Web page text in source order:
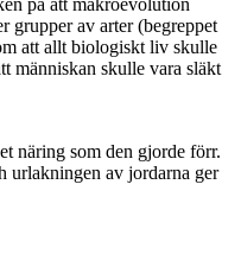
grupper av arter (begreppet
att allt biologiskt liv skulle
människan skulle vara släkt
näring som den gjorde förr.
urlakningen av jordarna ger